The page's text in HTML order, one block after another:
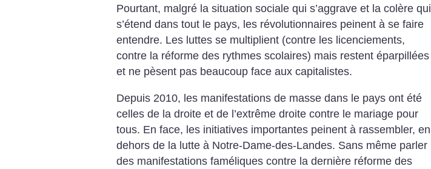
Pourtant, malgré la situation sociale qui s’aggrave et la colère qui
s’étend dans tout le pays, les révolutionnaires peinent à se faire
entendre. Les luttes se multiplient (contre les licenciements,
contre la réforme des rythmes scolaires) mais restent éparpillées
et ne pèsent pas beaucoup face aux capitalistes.
Depuis 2010, les manifestations de masse dans le pays ont été
celles de la droite et de l’extrême droite contre le mariage pour
tous. En face, les initiatives importantes peinent à rassembler, en
dehors de la lutte à Notre-Dame-des-Landes. Sans même parler
des manifestations faméliques contre la dernière réforme des